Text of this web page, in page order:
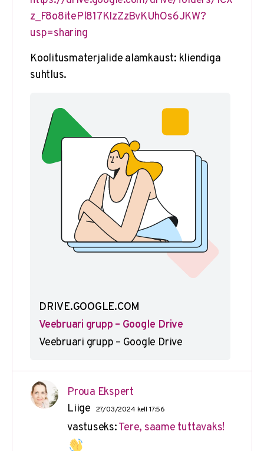
z_F8o8itePl817KIzZzBvKUhOs6JKW?
usp=sharing
Koolitusmaterjalide alamkaust: kliendiga
suhtlus.
DRIVE.GOOGLE.COM
Veebruari grupp – Google Drive
Veebruari grupp – Google Drive
Proua Ekspert
Liige
27/03/2024 kell 17:56
vastuseks:Tere, saame tuttavaks!